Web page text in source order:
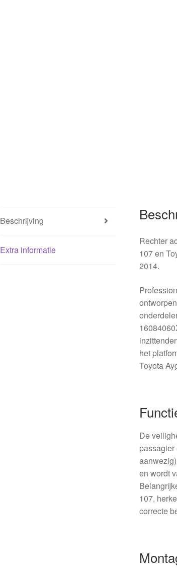
Beschrijving
Extra informatie
Rechter
107 en
2014.
het
Toyota
De
en wordt
107,
correcte